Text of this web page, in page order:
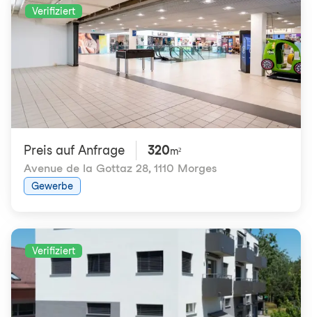
Verifiziert
Preis auf Anfrage 320m²
Avenue de la Gottaz 28, 1110 Morges
Gewerbe
Verifiziert